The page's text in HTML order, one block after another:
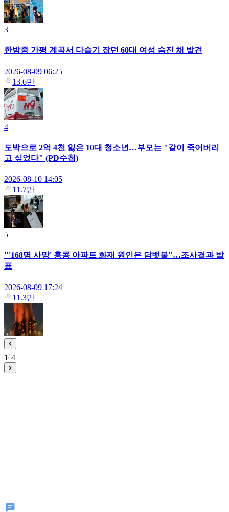
3
한밤중 가평 계곡서 다슬기 잡던 60대 여성 숨진 채 발견
2026-08-09 06:25
13.6만
4
도박으로 2억 4천 잃은 10대 청소년…부모는 "같이 죽어버리
고 싶었다" (PD수첩)
2026-08-10 14:05
11.7만
5
"'168명 사망' 홍콩 아파트 화재 원인은 담뱃불"…조사결과 발
표
2026-08-09 17:24
11.3만
1 4